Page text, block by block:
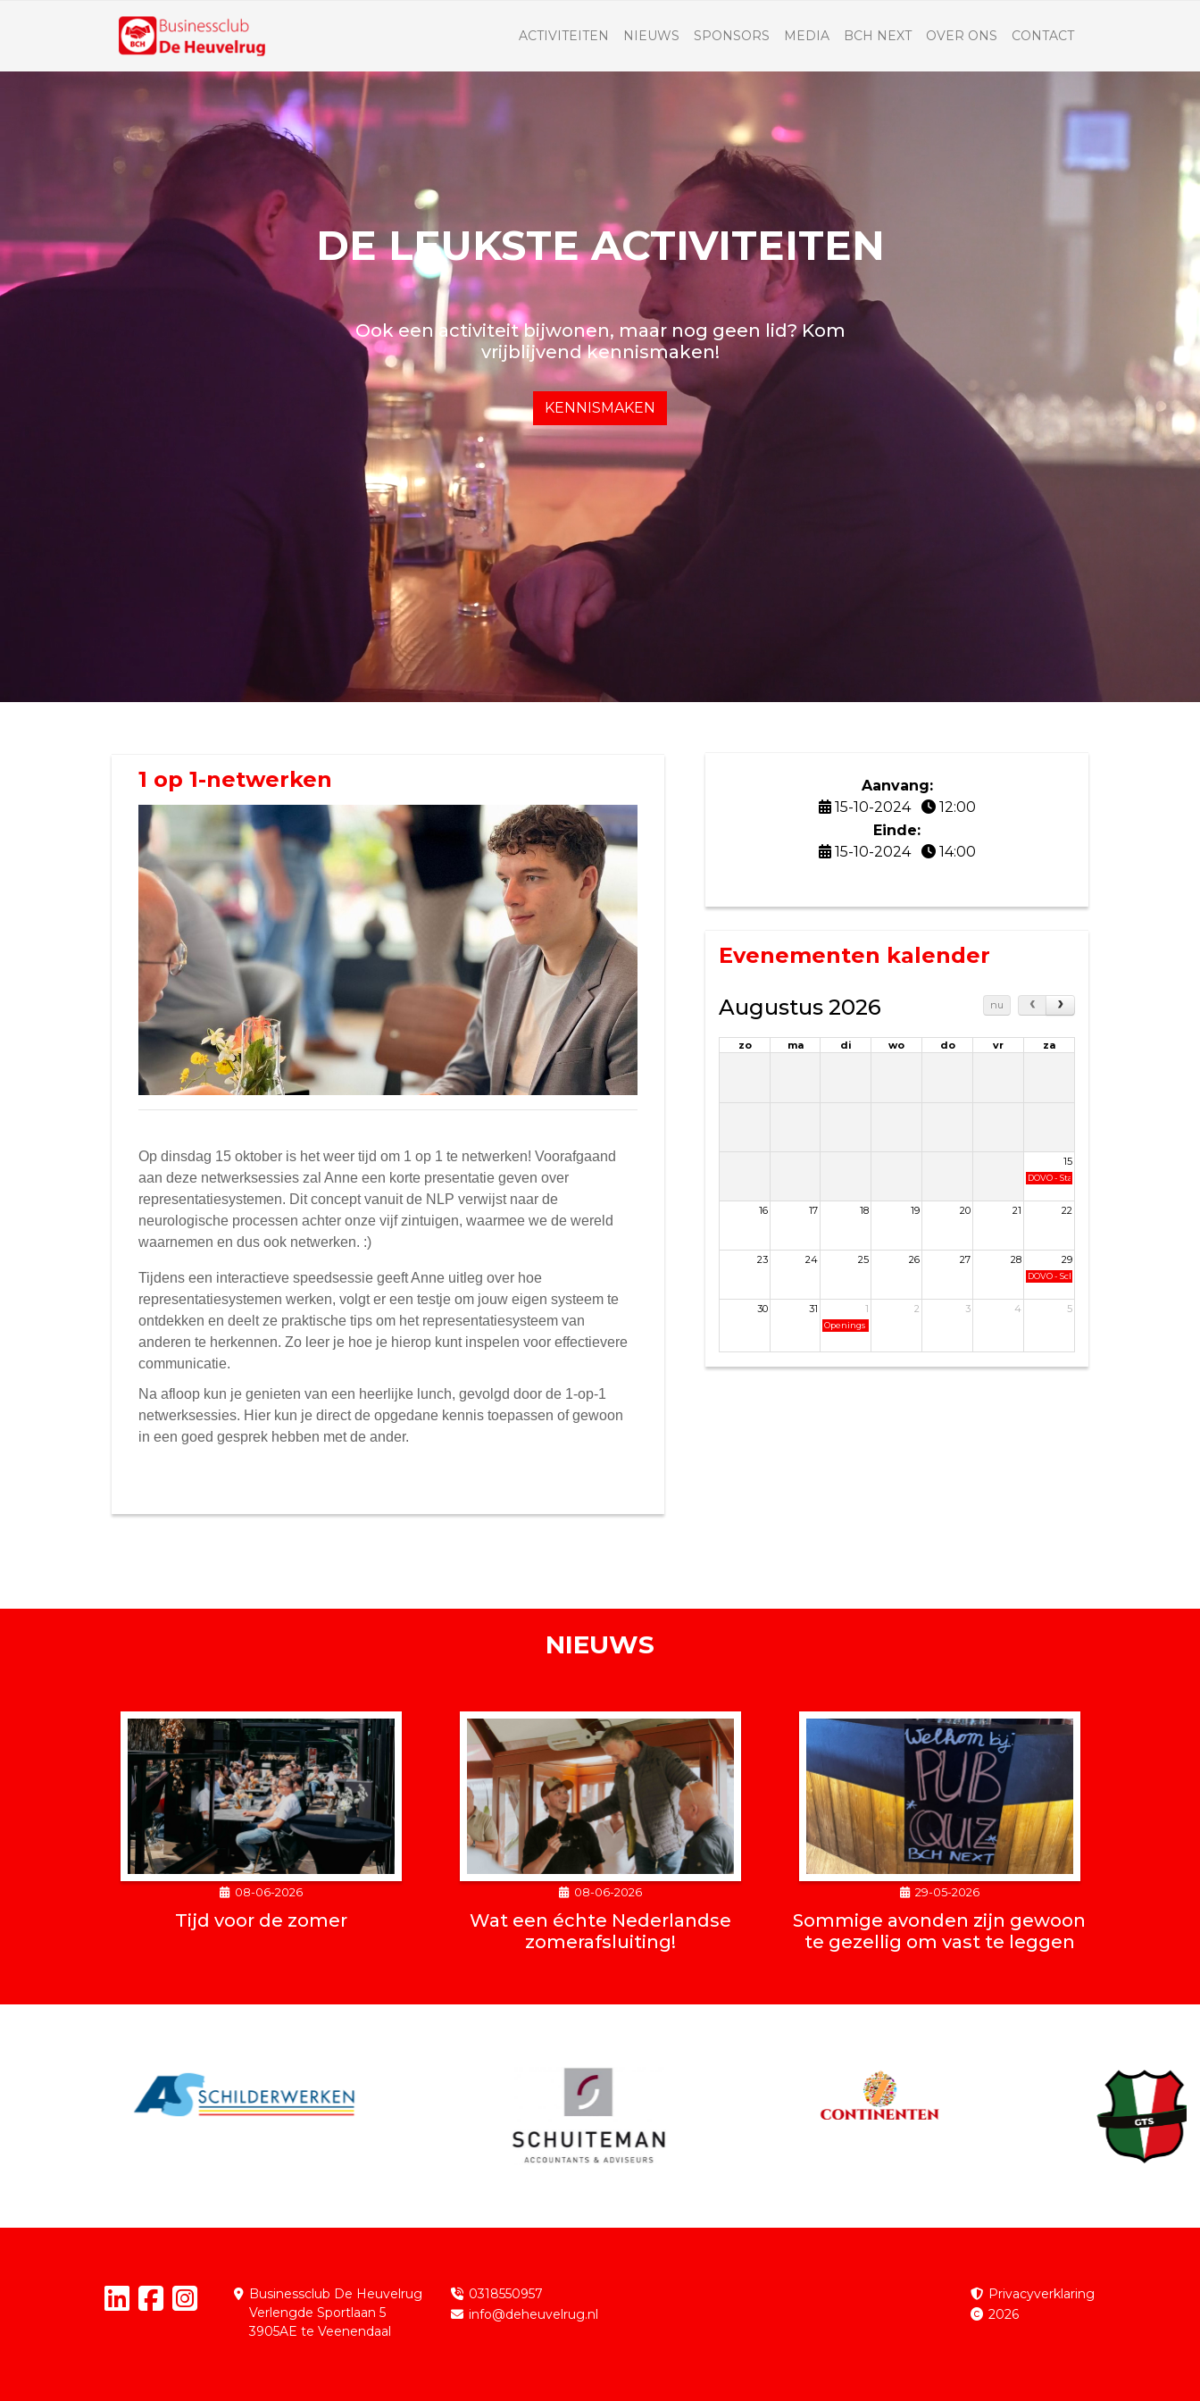
ACTIVITEITEN NIEUWS SPONSORS MEDIA BCH NEXT OVER ONS CONTACT
DE LEUKSTE ACTIVITEITEN
Ook een activiteit bijwonen, maar nog geen lid? Kom
vrijblijvend kennismaken!
KENNISMAKEN
1 op 1-netwerken
Op dinsdag 15 oktober is het weer tijd om 1 op 1 te netwerken! Voorafgaand
aan deze netwerksessies zal Anne een korte presentatie geven over
representatiesystemen. Dit concept vanuit de NLP verwijst naar de
neurologische processen achter onze vijf zintuigen, waarmee we de wereld
waarnemen en dus ook netwerken. :)
Tijdens een interactieve speedsessie geeft Anne uitleg over hoe
representatiesystemen werken, volgt er een testje om jouw eigen systeem te
ontdekken en deelt ze praktische tips om het representatiesysteem van
anderen te herkennen. Zo leer je hoe je hierop kunt inspelen voor effectievere
communicatie.
Na afloop kun je genieten van een heerlijke lunch, gevolgd door de 1-op-1
netwerksessies. Hier kun je direct de opgedane kennis toepassen of gewoon
in een goed gesprek hebben met de ander.
Aanvang:
15-10-2024
12:00
Einde:
15-10-2024
14:00
Evenementen kalender
Augustus 2026
nu
zo ma di wo do vr za
15
DOVO - Staphorst
16 17 18 19 20 21 22
23 24 25 26 27 28 29
DOVO - Scherpenzeel
30 31 1 2 3 4 5
Openings Business Borrel bij Mucha
NIEUWS
08-06-2026
Tijd voor de zomer
08-06-2026
Wat een échte Nederlandse
zomerafsluiting!
29-05-2026
Sommige avonden zijn gewoon
te gezellig om vast te leggen
Businessclub De Heuvelrug
Verlengde Sportlaan 5
3905AE te Veenendaal
0318550957
info@deheuvelrug.nl
Privacyverklaring
2026